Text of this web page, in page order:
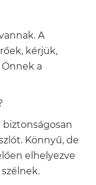
A
kérjük,
a
biztonságosan
Könnyű, de
elhelyezve